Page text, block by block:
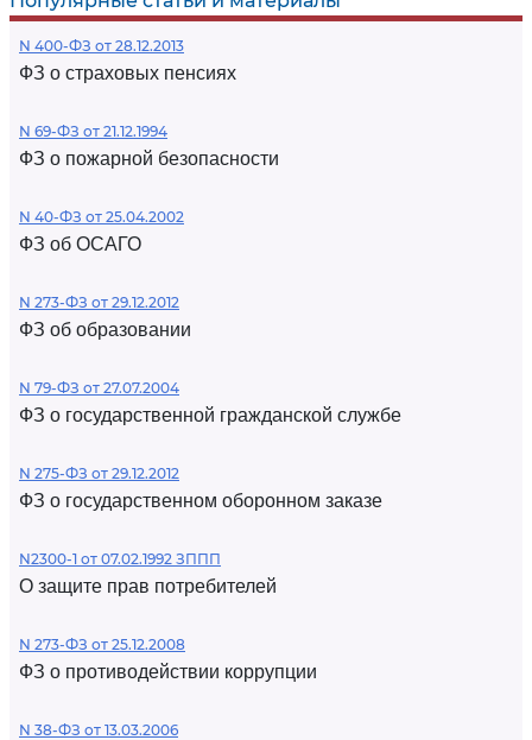
N 400-ФЗ от 28.12.2013
ФЗ о страховых пенсиях
N 69-ФЗ от 21.12.1994
ФЗ о пожарной безопасности
N 40-ФЗ от 25.04.2002
ФЗ об ОСАГО
N 273-ФЗ от 29.12.2012
ФЗ об образовании
N 79-ФЗ от 27.07.2004
ФЗ о государственной гражданской службе
N 275-ФЗ от 29.12.2012
ФЗ о государственном оборонном заказе
N2300-1 от 07.02.1992 ЗППП
О защите прав потребителей
N 273-ФЗ от 25.12.2008
ФЗ о противодействии коррупции
N 38-ФЗ от 13.03.2006